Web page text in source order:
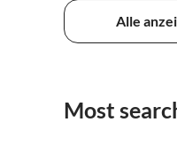
Alle
Most